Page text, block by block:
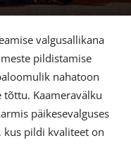
valgusallikana
pildistamise
nahatoon
Kaameravälku
päikesevalguses
kus pildi kvaliteet on